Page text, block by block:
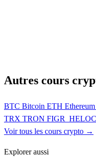
Autres cours
BTC Bitcoin ETH Ethereum
TRX TRON FIGR_HELOC
Voir tous les cours crypto →
Explorer aussi